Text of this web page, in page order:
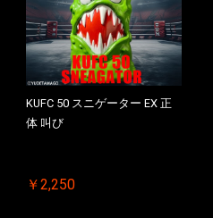
カートへ進む
KUFC 50 スニゲーター EX 正
体 叫び
￥2,250